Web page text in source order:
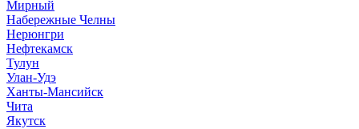
Мирный
Набережные Челны
Нерюнгри
Нефтекамск
Тулун
Улан-Удэ
Ханты-Мансийск
Чита
Якутск